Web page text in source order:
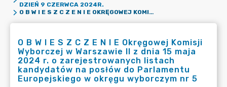
DZIEŃ 9 CZERWCA 2024R.
O B W I E S Z C Z E N I E OKRĘGOWEJ KOMISJI WYBORCZEJ W WARSZAWIE II Z DNIA 15 MAJA 2024 R. O ZAREJESTROWANYCH LISTACH KANDYDATÓW NA POSŁÓW DO PARLAMENTU EUROPEJSKIEGO W OKRĘGU WYBORCZYM NR 5
O B W I E S Z C Z E N I E Okręgowej Komisji
Wyborczej w Warszawie II z dnia 15 maja
2024 r. o zarejestrowanych listach
kandydatów na posłów do Parlamentu
Europejskiego w okręgu wyborczym nr 5